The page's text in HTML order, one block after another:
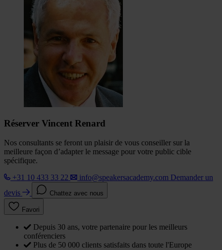
Réserver Vincent Renard
Nos consultants se feront un plaisir de vous conseiller sur la
meilleure façon d’adapter le message pour votre public cible
spécifique.
+31 10 433 33 22
info@speakersacademy.com Demander un
devis
Chattez avec nous
Favori
Depuis 30 ans, votre partenaire pour les meilleurs
conférenciers
Plus de 50 000 clients satisfaits dans toute l'Europe